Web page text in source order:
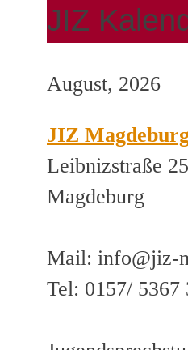
JIZ
August, 2026
JIZ
Leibnizstraße
Magdeburg
Mail: info@jiz-
Tel: 0157/ 5367